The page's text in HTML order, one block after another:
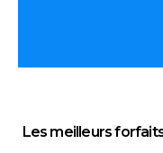
Les meilleurs